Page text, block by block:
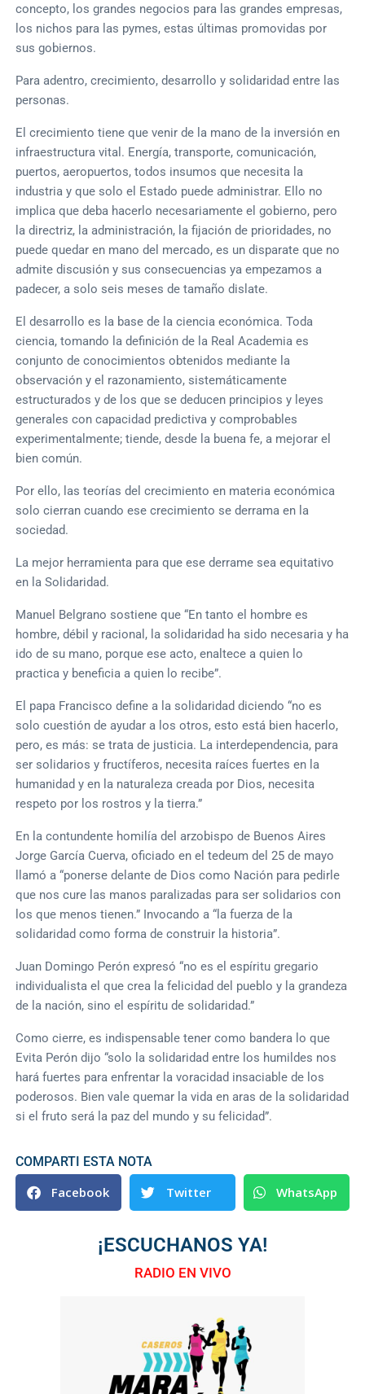
concepto, los grandes negocios para las grandes empresas,
los nichos para las pymes, estas últimas promovidas por
sus gobiernos.
Para adentro, crecimiento, desarrollo y solidaridad entre las
personas.
El crecimiento tiene que venir de la mano de la inversión en
infraestructura vital. Energía, transporte, comunicación,
puertos, aeropuertos, todos insumos que necesita la
industria y que solo el Estado puede administrar. Ello no
implica que deba hacerlo necesariamente el gobierno, pero
la directriz, la administración, la fijación de prioridades, no
puede quedar en mano del mercado, es un disparate que no
admite discusión y sus consecuencias ya empezamos a
padecer, a solo seis meses de tamaño dislate.
El desarrollo es la base de la ciencia económica. Toda
ciencia, tomando la definición de la Real Academia es
conjunto de conocimientos obtenidos mediante la
observación y el razonamiento, sistemáticamente
estructurados y de los que se deducen principios y leyes
generales con capacidad predictiva y comprobables
experimentalmente; tiende, desde la buena fe, a mejorar el
bien común.
Por ello, las teorías del crecimiento en materia económica
solo cierran cuando ese crecimiento se derrama en la
sociedad.
La mejor herramienta para que ese derrame sea equitativo
en la Solidaridad.
Manuel Belgrano sostiene que “En tanto el hombre es
hombre, débil y racional, la solidaridad ha sido necesaria y ha
ido de su mano, porque ese acto, enaltece a quien lo
practica y beneficia a quien lo recibe”.
El papa Francisco define a la solidaridad diciendo “no es
solo cuestión de ayudar a los otros, esto está bien hacerlo,
pero, es más: se trata de justicia. La interdependencia, para
ser solidarios y fructíferos, necesita raíces fuertes en la
humanidad y en la naturaleza creada por Dios, necesita
respeto por los rostros y la tierra.”
En la contundente homilía del arzobispo de Buenos Aires
Jorge García Cuerva, oficiado en el tedeum del 25 de mayo
llamó a “ponerse delante de Dios como Nación para pedirle
que nos cure las manos paralizadas para ser solidarios con
los que menos tienen.” Invocando a “la fuerza de la
solidaridad como forma de construir la historia”.
Juan Domingo Perón expresó “no es el espíritu gregario
individualista el que crea la felicidad del pueblo y la grandeza
de la nación, sino el espíritu de solidaridad.”
Como cierre, es indispensable tener como bandera lo que
Evita Perón dijo “solo la solidaridad entre los humildes nos
hará fuertes para enfrentar la voracidad insaciable de los
poderosos. Bien vale quemar la vida en aras de la solidaridad
si el fruto será la paz del mundo y su felicidad”.
COMPARTI ESTA NOTA
Facebook Twitter WhatsApp
¡ESCUCHANOS YA!
RADIO EN VIVO